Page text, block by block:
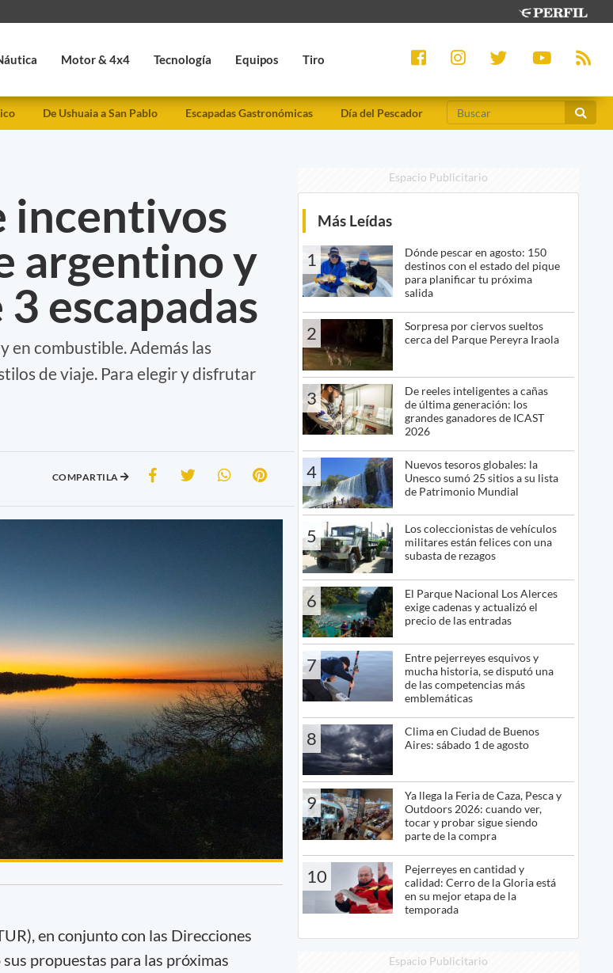
Motor & 4x4 Tecnología Equipos Tiro
De Ushuaia a San Pablo Escapadas Gastronómicas Día del Pescador
incentivos
argentino y
escapadas
en combustible. Además las
de viaje. Para elegir y disfrutar
COMPARTILA
en conjunto con las Direcciones
propuestas para las próximas
Espacio Publicitario
Más Leídas
1
Dónde pescar en agosto: 150
destinos con el estado del pique
para planificar tu próxima
salida
2
Sorpresa por ciervos sueltos
cerca del Parque Pereyra Iraola
3
De reeles inteligentes a cañas
de última generación: los
grandes ganadores de ICAST
2026
4
Nuevos tesoros globales: la
Unesco sumó 25 sitios a su lista
de Patrimonio Mundial
5
Los coleccionistas de vehículos
militares están felices con una
subasta de rezagos
6
El Parque Nacional Los Alerces
exige cadenas y actualizó el
precio de las entradas
7
Entre pejerreyes esquivos y
mucha historia, se disputó una
de las competencias más
emblemáticas
8
Clima en Ciudad de Buenos
Aires: sábado 1 de agosto
9
Ya llega la Feria de Caza, Pesca y
Outdoors 2026: cuando ver,
tocar y probar sigue siendo
parte de la compra
10
Pejerreyes en cantidad y
calidad: Cerro de la Gloria está
en su mejor etapa de la
temporada
Espacio Publicitario